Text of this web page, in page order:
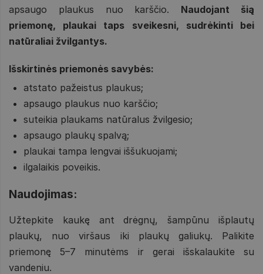
apsaugo plaukus nuo karščio. Naudojant šią
priemonę, plaukai taps sveikesni, sudrėkinti bei
natūraliai žvilgantys.
Išskirtinės priemonės savybės:
atstato pažeistus plaukus;
apsaugo plaukus nuo karščio;
suteikia plaukams natūralus žvilgesio;
apsaugo plaukų spalvą;
plaukai tampa lengvai iššukuojami;
ilgalaikis poveikis.
Naudojimas:
Užtepkite kaukę ant drėgnų, šampūnu išplautų
plaukų, nuo viršaus iki plaukų galiukų. Palikite
priemonę 5–7 minutėms ir gerai išskalaukite su
vandeniu.